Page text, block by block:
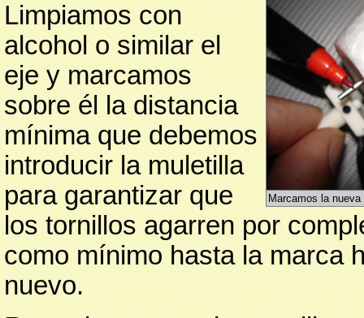
Marcamos la
Limpiamos con
alcohol o similar el
eje y marcamos
sobre él la distancia
mínima que debemos
introducir la muletilla
para garantizar que
los tornillos agarren por
como mínimo hasta la marca
nuevo.